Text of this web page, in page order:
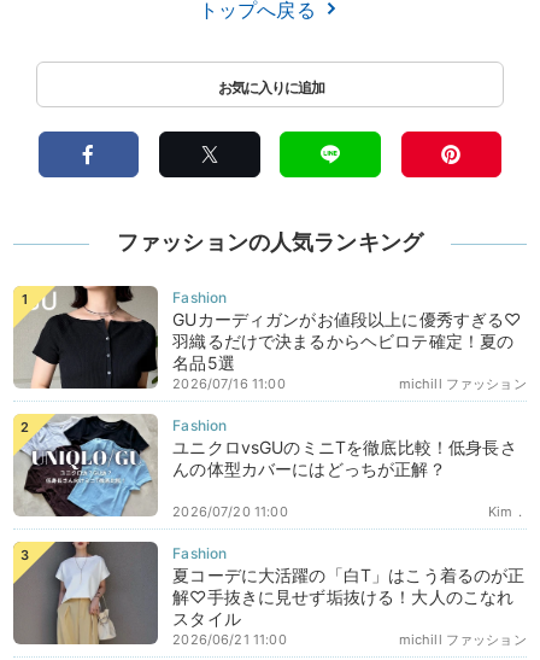
トップへ戻る
ファッションの人気ランキング
GUカーディガンがお値段以上に優秀すぎる♡
羽織るだけで決まるからヘビロテ確定！夏の
名品5選
michill ファッション
2026/07/16 11:00
ユニクロvsGUのミニTを徹底比較！低身長さ
んの体型カバーにはどっちが正解？
Kim．
2026/07/20 11:00
夏コーデに大活躍の「白T」はこう着るのが正
解♡手抜きに見せず垢抜ける！大人のこなれ
スタイル
michill ファッション
2026/06/21 11:00